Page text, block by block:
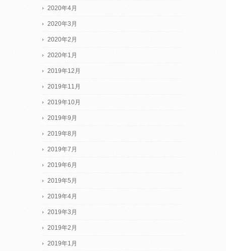
2020年4月
2020年3月
2020年2月
2020年1月
2019年12月
2019年11月
2019年10月
2019年9月
2019年8月
2019年7月
2019年6月
2019年5月
2019年4月
2019年3月
2019年2月
2019年1月